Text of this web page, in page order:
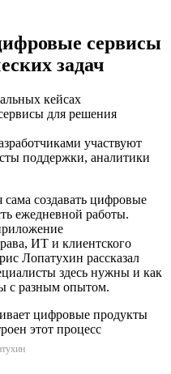
сервисы
задач
кейсах
участвуют
поддержки, аналитики
создавать цифровые
ежедневной работы.
ИТ и клиентского
Лопатухин рассказал
здесь нужны и как
с разным опытом.